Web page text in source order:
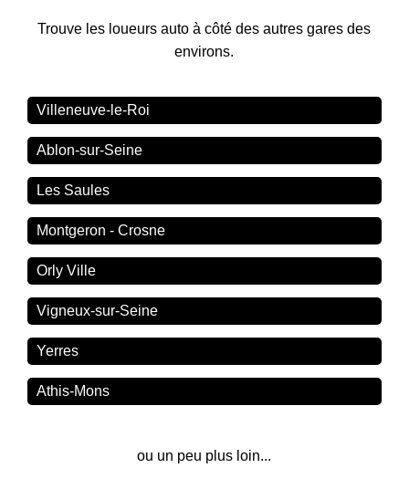
Trouve les loueurs auto à côté des autres gares des
environs.
Villeneuve-le-Roi
Ablon-sur-Seine
Les Saules
Montgeron - Crosne
Orly Ville
Vigneux-sur-Seine
Yerres
Athis-Mons
ou un peu plus loin...